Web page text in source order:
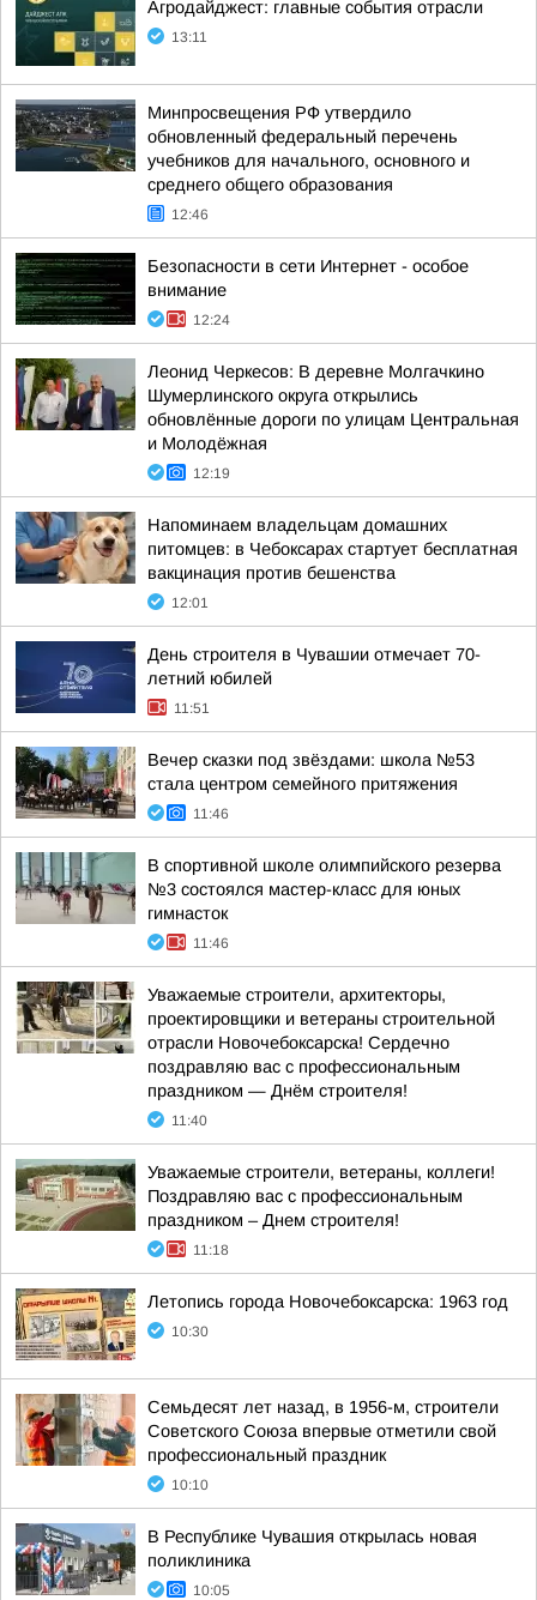
Агродайджест: главные события отрасли
13:11
Минпросвещения РФ утвердило
обновленный федеральный перечень
учебников для начального, основного и
среднего общего образования
12:46
Безопасности в сети Интернет - особое
внимание
12:24
Леонид Черкесов: В деревне Молгачкино
Шумерлинского округа открылись
обновлённые дороги по улицам Центральная
и Молодёжная
12:19
Напоминаем владельцам домашних
питомцев: в Чебоксарах стартует бесплатная
вакцинация против бешенства
12:01
День строителя в Чувашии отмечает 70-
летний юбилей
11:51
Вечер сказки под звёздами: школа №53
стала центром семейного притяжения
11:46
В спортивной школе олимпийского резерва
№3 состоялся мастер-класс для юных
гимнасток
11:46
Уважаемые строители, архитекторы,
проектировщики и ветераны строительной
отрасли Новочебоксарска! Сердечно
поздравляю вас с профессиональным
праздником — Днём строителя!
11:40
Уважаемые строители, ветераны, коллеги!
Поздравляю вас с профессиональным
праздником – Днем строителя!
11:18
Летопись города Новочебоксарска: 1963 год
10:30
Семьдесят лет назад, в 1956-м, строители
Советского Союза впервые отметили свой
профессиональный праздник
10:10
В Республике Чувашия открылась новая
поликлиника
10:05